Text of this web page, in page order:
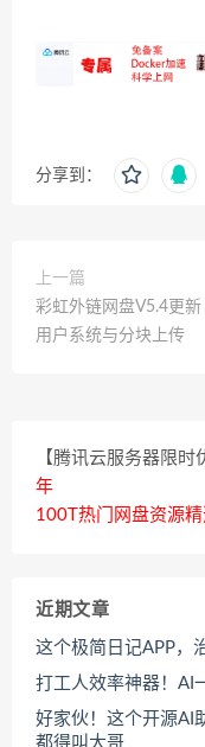
分享到：
上一篇
彩虹外链网盘V5.4更新
用户系统与分块上传
【腾讯云服务器限时
年
100T热门网盘资源精
近期文章
这个极简日记APP，
打工人效率神器！AI
好家伙！这个开源AI
都得叫大哥